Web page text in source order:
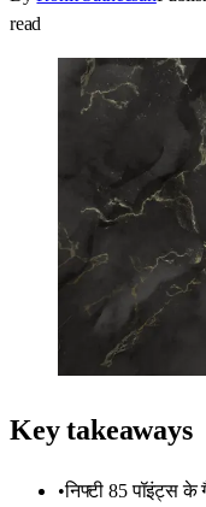
read
Key takeaways
•निफ्टी 85 पॉइंट्स